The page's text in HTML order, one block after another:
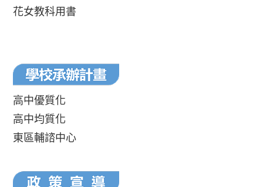
花女教科用書
高中優質化
高中均質化
東區輔諮中心